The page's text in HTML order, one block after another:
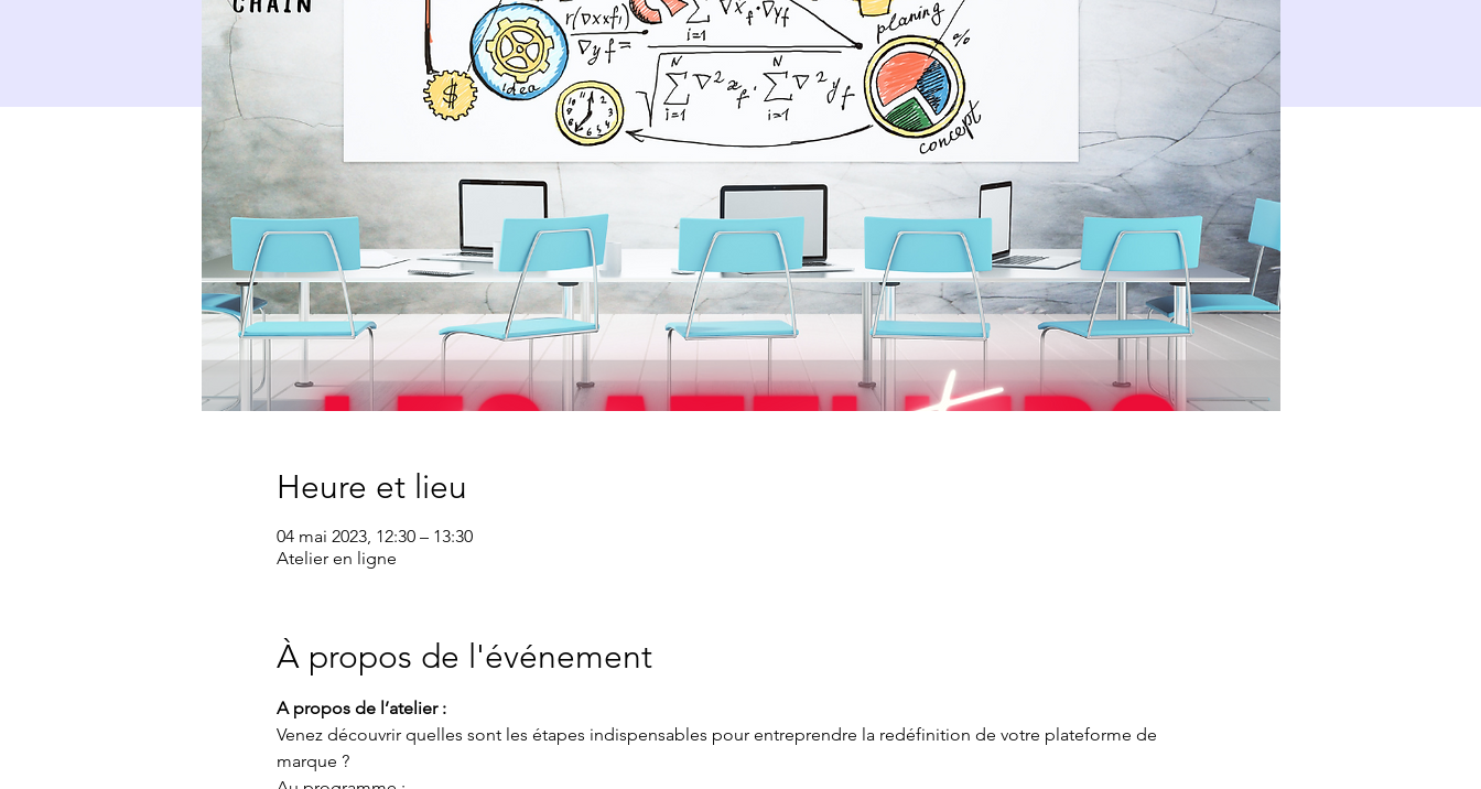
Heure et lieu
04 mai 2023, 12:30 – 13:30
Atelier en ligne
À propos de l'événement
A propos de l’atelier :
Venez découvrir quelles sont les étapes indispensables pour entreprendre la redéfinition de votre plateforme de
marque ?